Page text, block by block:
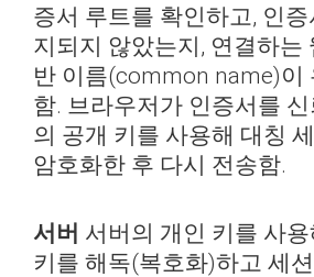
증서 루트를 확인하고, 인증
지되지 않았는지, 연결하는
반 이름(common name)이
함. 브라우저가 인증서를
의 공개 키를 사용해 대칭
암호화한 후 다시 전송함.
서버 서버의 개인 키를 사
키를 해독(복호화)하고 세